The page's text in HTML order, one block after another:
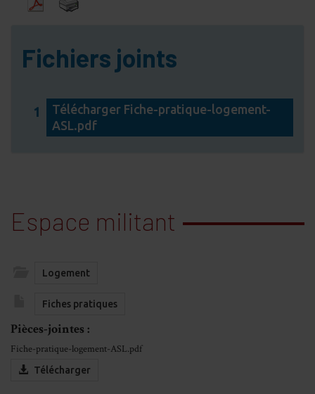
Fichiers joints
1
Télécharger Fiche-pratique-logement-
ASL.pdf
Espace militant
Logement
Fiches pratiques
Pièces-jointes :
Fiche-pratique-logement-ASL.pdf
Télécharger